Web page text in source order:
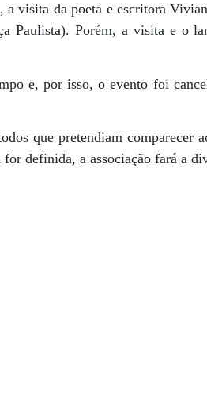
visita da poeta e escritora
Paulista). Porém, a visita e o
e, por isso, o evento foi
que pretendiam comparecer
definida, a associação fará a